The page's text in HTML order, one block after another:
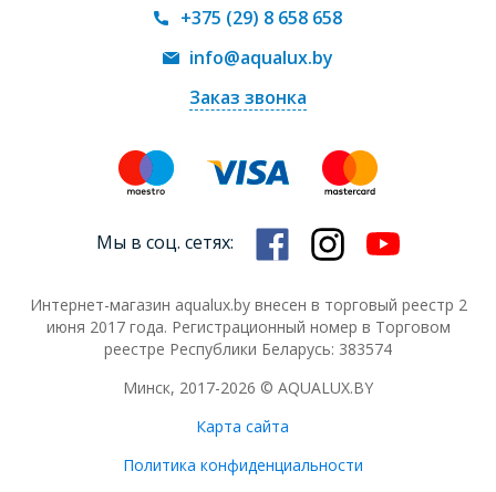
+375 (29) 8 658 658
info@aqualux.by
Заказ звонка
Мы в соц. сетях:
Интернет-магазин aqualux.by внесен в торговый реестр 2
июня 2017 года. Регистрационный номер в Торговом
реестре Республики Беларусь: 383574
Минск, 2017-2026 © AQUALUX.BY
Карта сайта
Политика конфиденциальности